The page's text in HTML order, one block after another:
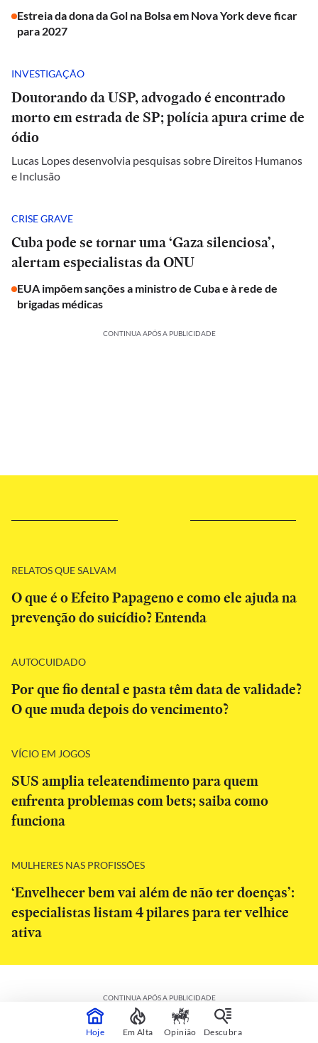
Estreia da dona da Gol na Bolsa em Nova York deve ficar
para 2027
INVESTIGAÇÃO
Doutorando da USP, advogado é encontrado
morto em estrada de SP; polícia apura crime de
ódio
Lucas Lopes desenvolvia pesquisas sobre Direitos Humanos
e Inclusão
CRISE GRAVE
Cuba pode se tornar uma ‘Gaza silenciosa’,
alertam especialistas da ONU
EUA impõem sanções a ministro de Cuba e à rede de
brigadas médicas
CONTINUA APÓS A PUBLICIDADE
RELATOS QUE SALVAM
O que é o Efeito Papageno e como ele ajuda na
prevenção do suicídio? Entenda
AUTOCUIDADO
Por que fio dental e pasta têm data de validade?
O que muda depois do vencimento?
VÍCIO EM JOGOS
SUS amplia teleatendimento para quem
enfrenta problemas com bets; saiba como
funciona
MULHERES NAS PROFISSÕES
‘Envelhecer bem vai além de não ter doenças’:
especialistas listam 4 pilares para ter velhice
ativa
CONTINUA APÓS A PUBLICIDADE
Hoje Em Alta Opinião Descubra